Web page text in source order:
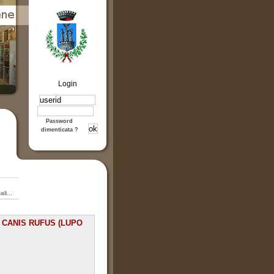
RUFUS (LUPO
Login
Password
dimenticata ?